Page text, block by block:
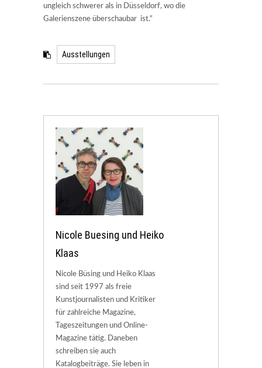
ungleich schwerer als in Düsseldorf, wo die
Galerienszene überschaubar ist.“
Ausstellungen
Nicole Buesing und Heiko
Klaas
Nicole Büsing und Heiko Klaas
sind seit 1997 als freie
Kunstjournalisten und Kritiker
für zahlreiche Magazine,
Tageszeitungen und Online-
Magazine tätig. Daneben
schreiben sie auch
Katalogbeiträge. Sie leben in